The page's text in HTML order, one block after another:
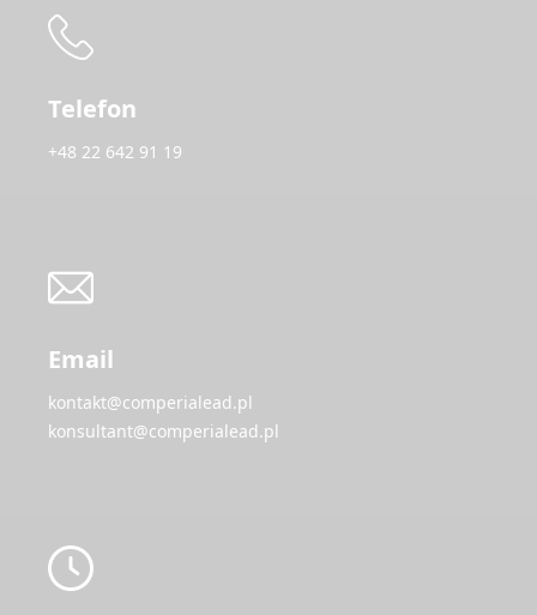
Telefon
+48 22 642 91 19
Email
kontakt@comperialead.pl
konsultant@comperialead.pl